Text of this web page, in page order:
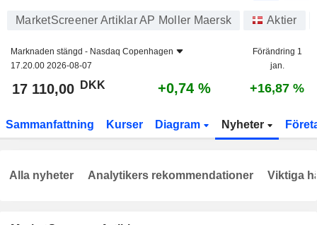
MarketScreener Artiklar AP Moller Maersk Aktier
Marknaden stängd - Nasdaq Copenhagen
17.20.00 2026-08-07
Förändring 1
jan.
17 110,00 DKK +0,74 % +16,87 %
Sammanfattning Kurser Diagram Nyheter
Alla nyheter Analytikers rekommendationer Viktiga